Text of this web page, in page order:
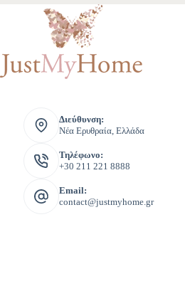
Διεύθυνση:
Νέα Ερυθραία, Ελλάδα
Τηλέφωνο:
+30 211 221 8888
Email:
contact@justmyhome.gr